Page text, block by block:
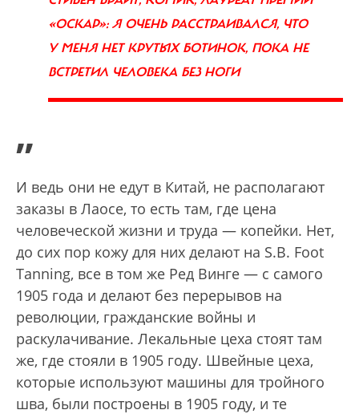
«ОСКАР»: Я ОЧЕНЬ РАССТРАИВАЛСЯ, ЧТО
У МЕНЯ НЕТ КРУТЫХ БОТИНОК, ПОКА НЕ
ВСТРЕТИЛ ЧЕЛОВЕКА БЕЗ НОГИ
”
И ведь они не едут в Китай, не располагают
заказы в Лаосе, то есть там, где цена
человеческой жизни и труда — копейки. Нет,
до сих пор кожу для них делают на S.B. Foot
Tanning, все в том же Ред Винге — с самого
1905 года и делают без перерывов на
революции, гражданские войны и
раскулачивание. Лекальные цеха стоят там
же, где стояли в 1905 году. Швейные цеха,
которые используют машины для тройного
шва, были построены в 1905 году, и те